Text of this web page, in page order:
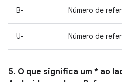
B- Número de
U- Número de
5. O que significa um * ao